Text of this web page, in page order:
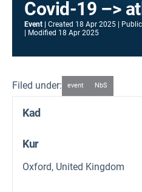
Covid-19 –>
Event Created 18 Apr 2025
Modified 18 Apr 2025
Filed under: event NbS
Kad
Kur
Oxford, United Kingdom